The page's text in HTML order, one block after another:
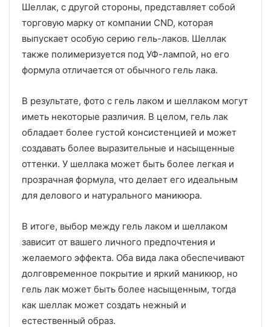
Шеллак, с другой стороны, представляет собой
торговую марку от компании CND, которая
выпускает особую серию гель-лаков. Шеллак
также полимеризуется под УФ-лампой, но его
формула отличается от обычного гель лака.
В результате, фото с гель лаком и шеллаком могут
иметь некоторые различия. В целом, гель лак
обладает более густой консистенцией и может
создавать более выразительные и насыщенные
оттенки. У шеллака может быть более легкая и
прозрачная формула, что делает его идеальным
для делового и натурального маникюра.
В итоге, выбор между гель лаком и шеллаком
зависит от вашего личного предпочтения и
желаемого эффекта. Оба вида лака обеспечивают
долговременное покрытие и яркий маникюр, но
гель лак может быть более насыщенным, тогда
как шеллак может создать нежный и
естественный образ.